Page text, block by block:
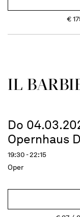
€
IL
Do
Opernhaus
19:30 - 22:15
Oper